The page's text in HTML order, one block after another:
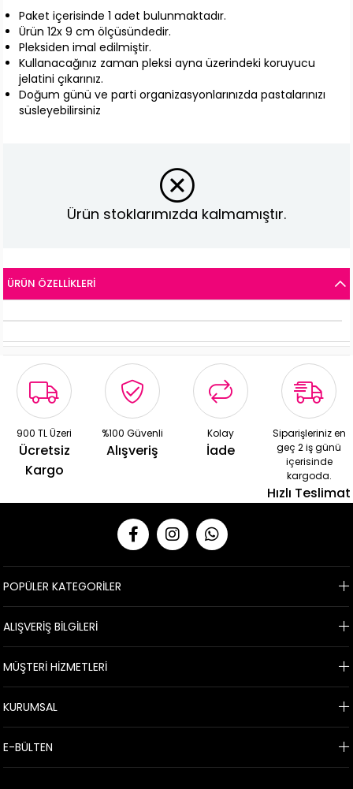
Paket içerisinde 1 adet bulunmaktadır.
Ürün 12x 9 cm ölçüsündedir.
Pleksiden imal edilmiştir.
Kullanacağınız zaman pleksi ayna üzerindeki koruyucu
jelatini çıkarınız.
Doğum günü ve parti organizasyonlarınızda pastalarınızı
süsleyebilirsiniz
Ürün stoklarımızda kalmamıştır.
ÜRÜN ÖZELLIKLERI
900 TL Üzeri
Ücretsiz
Kargo
%100 Güvenli
Alışveriş
Kolay
İade
Siparişleriniz en
geç 2 iş günü
içerisinde
kargoda.
Hızlı Teslimat
POPÜLER KATEGORİLER
ALIŞVERİŞ BİLGİLERİ
MÜŞTERİ HİZMETLERİ
KURUMSAL
E-BÜLTEN